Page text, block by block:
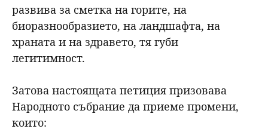
развива за сметка на горите, на
биоразнообразието, на ландшафта, на
храната и на здравето, тя губи
легитимност.
Затова настоящата петиция призовава
Народното събрание да приеме промени,
които: